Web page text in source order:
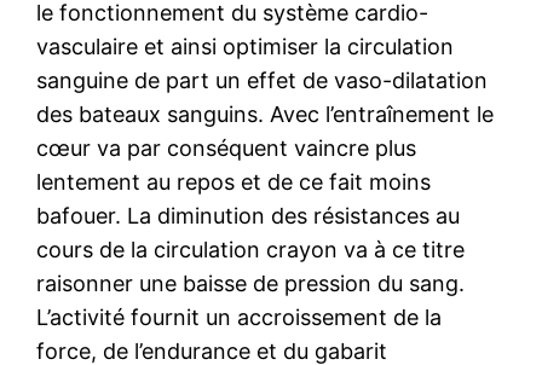
le fonctionnement du système cardio-
vasculaire et ainsi optimiser la circulation
sanguine de part un effet de vaso-dilatation
des bateaux sanguins. Avec l’entraînement le
cœur va par conséquent vaincre plus
lentement au repos et de ce fait moins
bafouer. La diminution des résistances au
cours de la circulation crayon va à ce titre
raisonner une baisse de pression du sang.
L’activité fournit un accroissement de la
force, de l’endurance et du gabarit